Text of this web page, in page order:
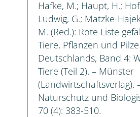
Hafke, M.; Haupt, H.;
Ludwig, G.; Matzke-
M. (Red.): Rote Liste
Tiere, Pflanzen und Pilze
Deutschlands, Band 4:
Tiere (Teil 2). – Münster
(Landwirtschaftsverlag).
Naturschutz und
70 (4): 383-510.